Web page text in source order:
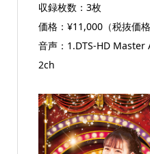
収録枚数：3枚
価格：¥11,000（税抜価
音声：1.DTS-HD
2ch